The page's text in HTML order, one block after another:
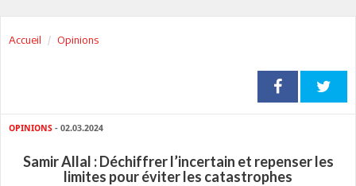
Accueil Opinions
OPINIONS - 02.03.2024
Samir Allal : Déchiffrer l’incertain et repenser les
limites pour éviter les catastrophes